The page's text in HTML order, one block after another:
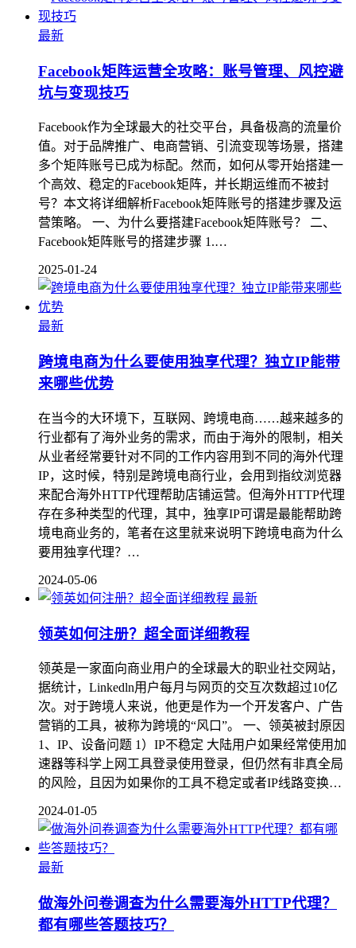
最新
Facebook矩阵运营全攻略：账号管理、风控避
坑与变现技巧
Facebook作为全球最大的社交平台，具备极高的流量价
值。对于品牌推广、电商营销、引流变现等场景，搭建
多个矩阵账号已成为标配。然而，如何从零开始搭建一
个高效、稳定的Facebook矩阵，并长期运维而不被封
号？本文将详细解析Facebook矩阵账号的搭建步骤及运
营策略。 一、为什么要搭建Facebook矩阵账号？ 二、
Facebook矩阵账号的搭建步骤 1.…
2025-01-24
最新
跨境电商为什么要使用独享代理？独立IP能带
来哪些优势
在当今的大环境下，互联网、跨境电商……越来越多的
行业都有了海外业务的需求，而由于海外的限制，相关
从业者经常要针对不同的工作内容用到不同的海外代理
IP，这时候，特别是跨境电商行业，会用到指纹浏览器
来配合海外HTTP代理帮助店铺运营。但海外HTTP代理
存在多种类型的代理，其中，独享IP可谓是最能帮助跨
境电商业务的，笔者在这里就来说明下跨境电商为什么
要用独享代理？…
2024-05-06
最新
领英如何注册？超全面详细教程
领英是一家面向商业用户的全球最大的职业社交网站，
据统计，Linkedln用户每月与网页的交互次数超过10亿
次。对于跨境人来说，他更是作为一个开发客户、广告
营销的工具，被称为跨境的“风口”。 一、领英被封原因
1、IP、设备问题 1）IP不稳定 大陆用户如果经常使用加
速器等科学上网工具登录使用登录，但仍然有非真全局
的风险，且因为如果你的工具不稳定或者IP线路变换…
2024-01-05
最新
做海外问卷调查为什么需要海外HTTP代理？
都有哪些答题技巧？